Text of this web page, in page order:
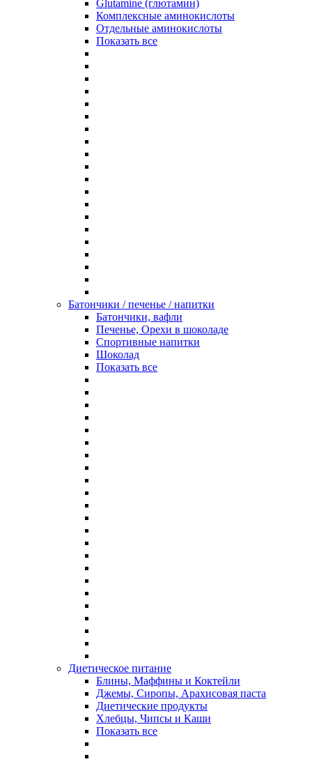
Glutamine (глютамин)
Комплексные аминокислоты
Отдельные аминокислоты
Показать все
Батончики / печенье / напитки
Батончики, вафли
Печенье, Орехи в шоколаде
Спортивные напитки
Шоколад
Показать все
Диетическое питание
Блины, Маффины и Коктейли
Джемы, Сиропы, Арахисовая паста
Диетические продукты
Хлебцы, Чипсы и Каши
Показать все